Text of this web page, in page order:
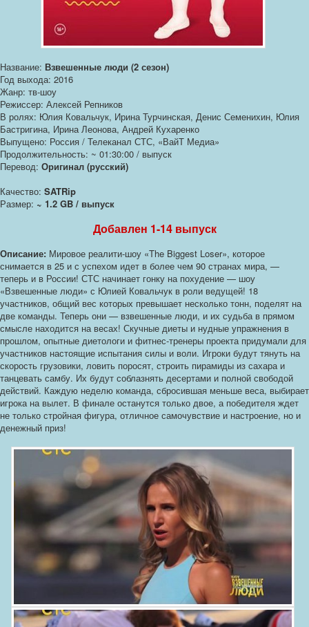
Название: Взвешенные люди (2 сезон)
Год выхода: 2016
Жанр: тв-шоу
Режиссер: Алексей Репников
В ролях: Юлия Ковальчук, Ирина Турчинская, Денис Семенихин, Юлия
Бастригина, Ирина Леонова, Андрей Кухаренко
Выпущено: Россия / Телеканал СТС, «ВайТ Медиа»
Продолжительность: ~ 01:30:00 / выпуск
Перевод: Оригинал (русский)
Качество: SATRip
Размер: ~ 1.2 GB / выпуск
Добавлен 1-14 выпуск
Описание: Мировое реалити-шоу «The Biggest Loser», которое
снимается в 25 и с успехом идет в более чем 90 странах мира, —
теперь и в России! СТС начинает гонку на похудение — шоу
«Взвешенные люди» с Юлией Ковальчук в роли ведущей! 18
участников, общий вес которых превышает несколько тонн, поделят на
две команды. Теперь они — взвешенные люди, и их судьба в прямом
смысле находится на весах! Скучные диеты и нудные упражнения в
прошлом, опытные диетологи и фитнес-тренеры проекта придумали для
участников настоящие испытания силы и воли. Игроки будут тянуть на
скорость грузовики, ловить поросят, строить пирамиды из сахара и
танцевать самбу. Их будут соблазнять десертами и полной свободой
действий. Каждую неделю команда, сбросившая меньше веса, выбирает
игрока на вылет. В финале останутся только двое, а победителя ждет
не только стройная фигура, отличное самочувствие и настроение, но и
денежный приз!